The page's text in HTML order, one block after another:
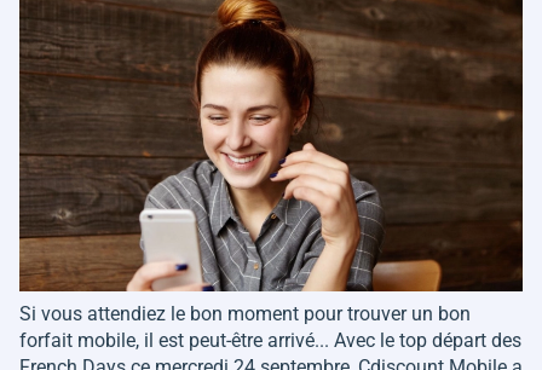
Si vous attendiez le bon moment pour trouver un bon
forfait mobile, il est peut-être arrivé... Avec le top départ des